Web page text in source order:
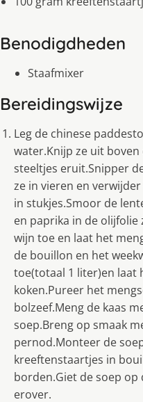
Benodigdheden
Staafmixer
Bereidingswijze
Leg de chinese
water.Knijp ze uit
steeltjes eruit.Snipper
ze in vieren en
in stukjes.Smoor de
en paprika in de olijfolie
wijn toe en laat het
de bouillon en het
toe(totaal 1 liter)en laat
koken.Pureer het
bolzeef.Meng de kaas
soep.Breng op smaak
pernod.Monteer de
kreeftenstaartjes in
borden.Giet de soep
erover.